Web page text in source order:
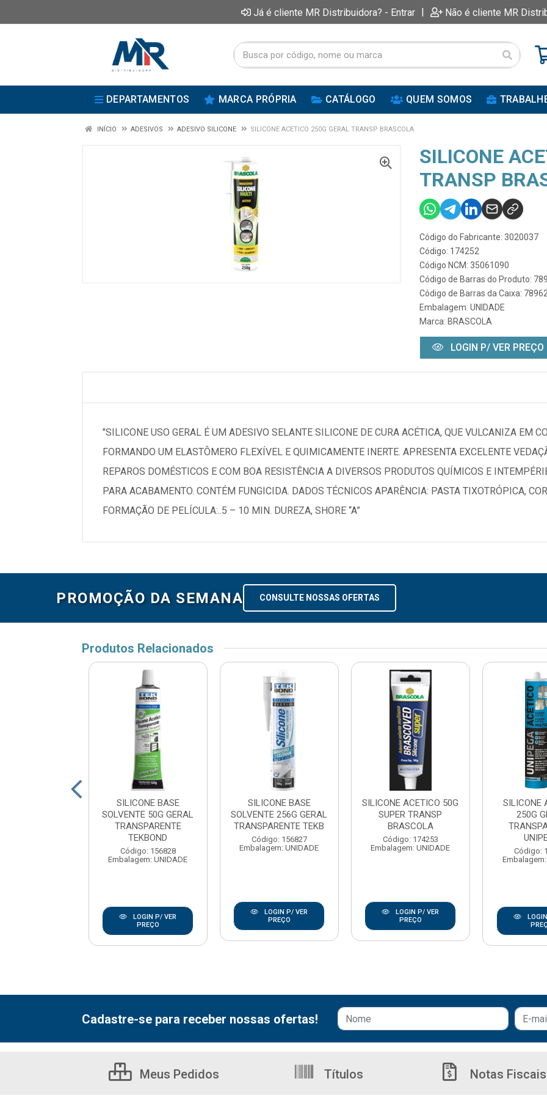
Já é cliente MR Distribuidora? - Entrar | Não é cliente MR
DEPARTAMENTOS MARCA PRÓPRIA CATÁLOGO QUEM SOMOS
INÍCIO ADESIVOS ADESIVO SILICONE SILICONE ACETICO 250G GERAL TRANSP BRASCOLA
SILICONE
TRANSP
Código do Fabricante: 3020037
Código: 174252
Código NCM: 35061090
Código de Barras do Produto:
Código de Barras da Caixa:
Embalagem: UNIDADE
Marca: BRASCOLA
LOGIN P/ VER PREÇO
"SILICONE USO GERAL É UM ADESIVO SELANTE SILICONE DE CURA ACÉTICA, QUE VULCANIZA EM
FORMANDO UM ELASTÔMERO FLEXÍVEL E QUIMICAMENTE INERTE. APRESENTA EXCELENTE
REPAROS DOMÉSTICOS E COM BOA RESISTÊNCIA A DIVERSOS PRODUTOS QUÍMICOS E
PARA ACABAMENTO. CONTÉM FUNGICIDA. DADOS TÉCNICOS APARÊNCIA: PASTA TIXOTRÓPICA,
FORMAÇÃO DE PELÍCULA:..5 – 10 MIN. DUREZA, SHORE “A”
PROMOÇÃO DA SEMANA CONSULTE NOSSAS OFERTAS
Produtos Relacionados
SILICONE BASE
SOLVENTE 50G GERAL
TRANSPARENTE
TEKBOND
Código: 156828
Embalagem: UNIDADE
LOGIN P/ VER
PREÇO
SILICONE BASE
SOLVENTE 256G GERAL
TRANSPARENTE TEKB
Código: 156827
Embalagem: UNIDADE
LOGIN P/ VER
PREÇO
SILICONE ACETICO 50G
SUPER TRANSP
BRASCOLA
Código: 174253
Embalagem: UNIDADE
LOGIN P/ VER
PREÇO
SILICONE
250G
Código:
Cadastre-se para receber nossas ofertas!
Meus Pedidos Títulos Notas Fiscais